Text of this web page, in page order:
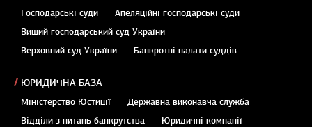
Господарські суди
Апеляційні господарські суди
Вищий господарський суд України
Верховний суд України
Банкротні палати суддів
ЮРИДИЧНА БАЗА
Міністерство Юстиції
Державна виконавча служба
Відділи з питань банкрутства
Юридичні компанії